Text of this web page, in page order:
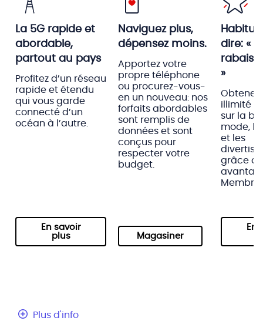
La 5G rapide et
abordable,
partout au pays
Profitez d’un réseau
rapide et étendu
qui vous garde
connecté d’un
océan à l’autre.
En savoir
plus
Naviguez plus,
dépensez moins.
Apportez votre
propre téléphone
ou procurez-vous-
en un nouveau: nos
forfaits abordables
sont remplis de
données et sont
conçus pour
respecter votre
budget.
Magasiner
dire: «
rabais
»
Obtenez
illimité à
sur la
mode,
et les
grâce
Membre.
En
Plus d'info